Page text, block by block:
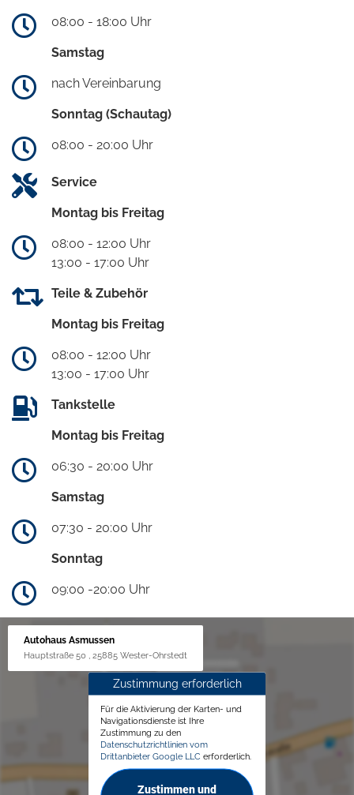
08:00 - 18:00 Uhr
Samstag
nach Vereinbarung
Sonntag (Schautag)
08:00 - 20:00 Uhr
Service
Montag bis Freitag
08:00 - 12:00 Uhr
13:00 - 17:00 Uhr
Teile & Zubehör
Montag bis Freitag
08:00 - 12:00 Uhr
13:00 - 17:00 Uhr
Tankstelle
Montag bis Freitag
06:30 - 20:00 Uhr
Samstag
07:30 - 20:00 Uhr
Sonntag
09:00 -20:00 Uhr
Autohaus Asmussen
Hauptstraße 50 , 25885 Wester-Ohrstedt
Zustimmung erforderlich
Für die Aktivierung der Karten- und
Navigationsdienste ist Ihre
Zustimmung zu den
Datenschutzrichtlinien vom
Drittanbieter Google LLC erforderlich.
Zustimmen und